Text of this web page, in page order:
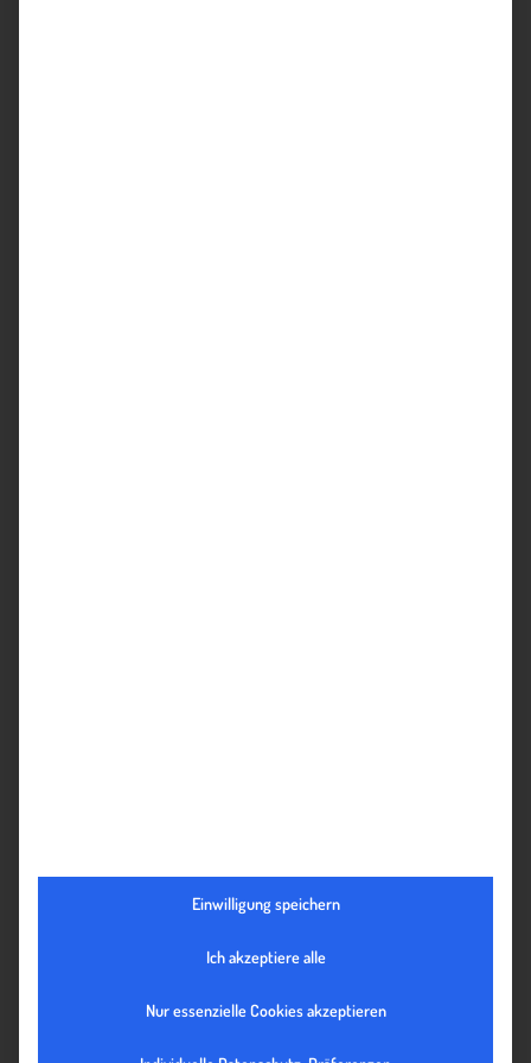
FIRMENBESUCH BEI DER CHRISTOF SYSTEMS GMBH
Einwilligung speichern
Ich akzeptiere alle
Nur essenzielle Cookies akzeptieren